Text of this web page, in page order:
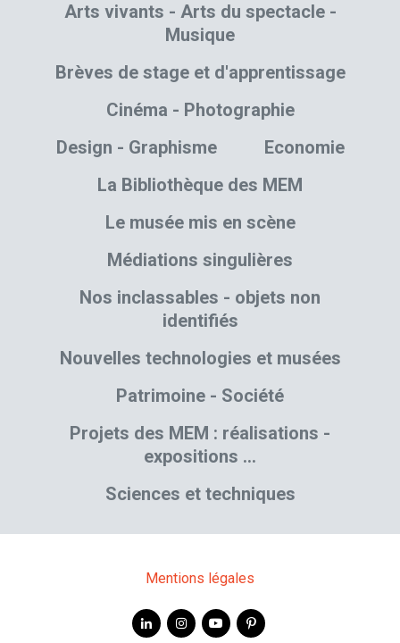
Arts vivants - Arts du spectacle -
Musique
Brèves de stage et d'apprentissage
Cinéma - Photographie
Design - Graphisme
Economie
La Bibliothèque des MEM
Le musée mis en scène
Médiations singulières
Nos inclassables - objets non
identifiés
Nouvelles technologies et musées
Patrimoine - Société
Projets des MEM : réalisations -
expositions …
Sciences et techniques
Mentions légales